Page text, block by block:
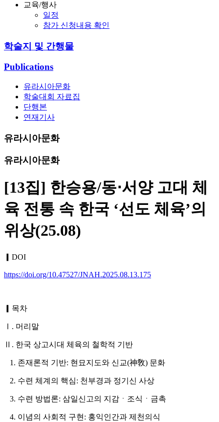
교육/행사
일정
참가 신청내용 확인
학술지 및 간행물
Publications
유라시아문화
학술대회 자료집
단행본
연재기사
유라시아문화
유라시아문화
[13집] 한승용/동⋅서양 고대 체
육 전통 속 한국 ‘선도 체육’의
위상(25.08)
▎DOI
https://doi.org/10.47527/JNAH.2025.08.13.175
▎목차
Ⅰ. 머리말
Ⅱ. 한국 상고시대 체육의 철학적 기반
1. 존재론적 기반: 현묘지도와 신교(神敎) 문화
2. 수련 체계의 핵심: 천부경과 정기신 사상
3. 수련 방법론: 삼일신고의 지감ㆍ조식ㆍ금촉
4. 이념의 사회적 구현: 홍익인간과 제천의식